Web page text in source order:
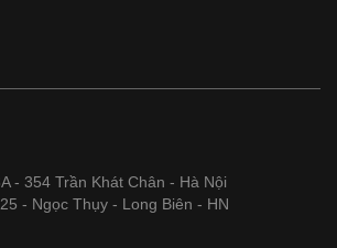
- 354 Trần Khát Chân - Hà Nội
- Ngọc Thụy - Long Biên - HN